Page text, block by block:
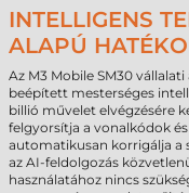
INTELLIGENS
ALAPÚ
Az M3 Mobile SM30
beépített mesterséges
billió művelet elvégzésére
felgyorsítja a vonalkódok
automatikusan korrigálja a
az AI-feldolgozás
használatához nincs